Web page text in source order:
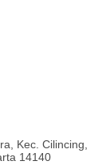
Kec. Cilincing,
14140